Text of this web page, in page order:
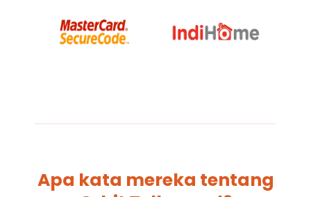
Apa kata mereka tentang